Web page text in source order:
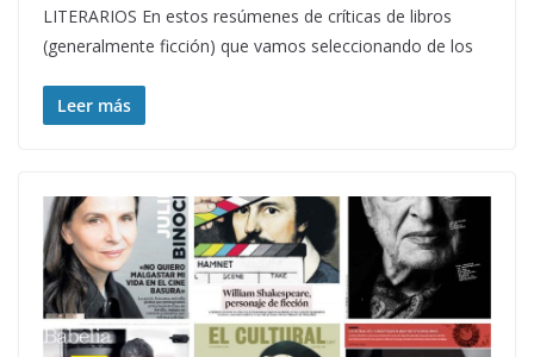
LITERARIOS En estos resúmenes de críticas de libros
(generalmente ficción) que vamos seleccionando de los
Leer más